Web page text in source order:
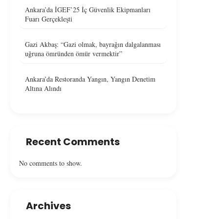
Ankara’da İGEF’25 İç Güvenlik Ekipmanları
Fuarı Gerçekleşti
Gazi Akbaş: “Gazi olmak, bayrağın dalgalanması
uğruna ömründen ömür vermektir”
Ankara’da Restoranda Yangın, Yangın Denetim
Altına Alındı
Recent Comments
No comments to show.
Archives